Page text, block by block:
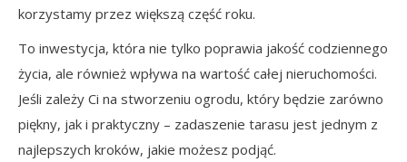
korzystamy przez większą część roku.
To inwestycja, która nie tylko poprawia jakość codziennego
życia, ale również wpływa na wartość całej nieruchomości.
Jeśli zależy Ci na stworzeniu ogrodu, który będzie zarówno
piękny, jak i praktyczny – zadaszenie tarasu jest jednym z
najlepszych kroków, jakie możesz podjąć.